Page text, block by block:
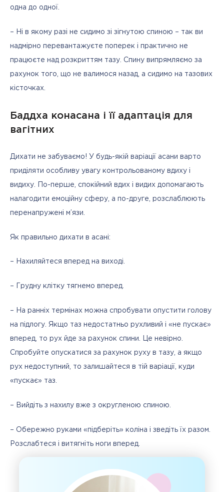
одна до одної.
– Ні в якому разі не сидимо зі зігнутою спиною – так ви
надмірно перевантажуєте поперек і практично не
працюєте над розкриттям тазу. Спину випрямляємо за
рахунок того, що не валимося назад, а сидимо на тазових
кісточках.
Баддха конасана і її адаптація для
вагітних
Дихати не забуваємо! У будь-якій варіації асани варто
приділяти особливу увагу контрольованому вдиху і
видиху. По-перше, спокійний вдих і видих допомагають
налагодити емоційну сферу, а по-друге, розслаблюють
перенапружені м’язи.
Як правильно дихати в асані:
– Нахиляйтеся вперед на виході.
– Грудну клітку тягнемо вперед.
– На ранніх термінах можна спробувати опустити голову
на підлогу. Якщо таз недостатньо рухливий і «не пускає»
вперед, то рух йде за рахунок спини. Це невірно.
Спробуйте опускатися за рахунок руху в тазу, а якщо
рух недоступний, то залишайтеся в тій варіації, куди
«пускає» таз.
– Вийдіть з нахилу вже з округленою спиною.
– Обережно руками «підберіть» коліна і зведіть їх разом.
Розслабтеся і витягніть ноги вперед.